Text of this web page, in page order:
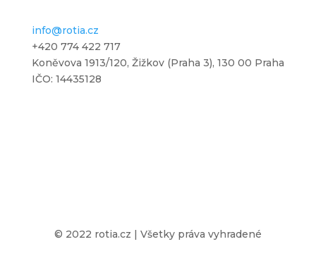
info@rotia.cz
+420 774 422 717
Koněvova 1913/120, Žižkov (Praha 3), 130 00 Praha
IČO: 14435128
© 2022 rotia.cz | Všetky práva vyhradené